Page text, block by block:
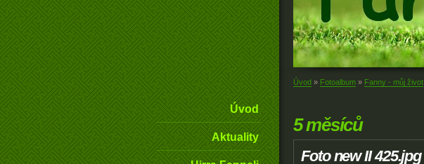
Úvod
Aktuality
Úvod » Fotoalbum » Fanny - můj život
5 měsíců
Foto new II 425.jpg